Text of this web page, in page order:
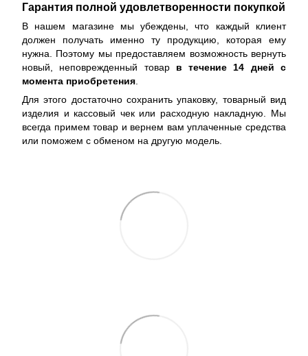
Гарантия полной удовлетворенности покупкой
В нашем магазине мы убеждены, что каждый клиент
должен получать именно ту продукцию, которая ему
нужна. Поэтому мы предоставляем возможность вернуть
новый, неповрежденный товар в течение 14 дней с
момента приобретения
Для этого достаточно сохранить упаковку, товарный вид
изделия и кассовый чек или расходную накладную. Мы
всегда примем товар и вернем вам уплаченные средства
или поможем с обменом на другую модель.